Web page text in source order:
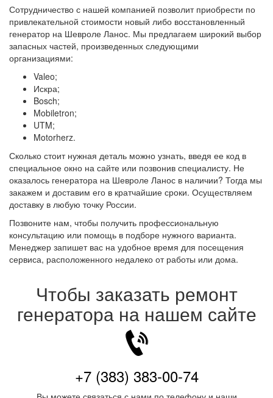
Сотрудничество с нашей компанией позволит приобрести по
привлекательной стоимости новый либо восстановленный
генератор на Шевроле Ланос. Мы предлагаем широкий выбор
запасных частей, произведенных следующими
организациями:
Valeo;
Искра;
Bosch;
Mobiletron;
UTM;
Motorherz.
Сколько стоит нужная деталь можно узнать, введя ее код в
специальное окно на сайте или позвонив специалисту. Не
оказалось генератора на Шевроле Ланос в наличии? Тогда мы
закажем и доставим его в кратчайшие сроки. Осуществляем
доставку в любую точку России.
Позвоните нам, чтобы получить профессиональную
консультацию или помощь в подборе нужного варианта.
Менеджер запишет вас на удобное время для посещения
сервиса, расположенного недалеко от работы или дома.
Чтобы заказать ремонт
генератора на нашем сайте
+7 (383) 383-00-74